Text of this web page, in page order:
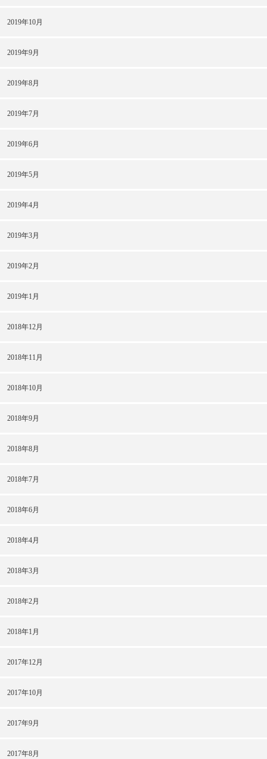
2019年10月
2019年9月
2019年8月
2019年7月
2019年6月
2019年5月
2019年4月
2019年3月
2019年2月
2019年1月
2018年12月
2018年11月
2018年10月
2018年9月
2018年8月
2018年7月
2018年6月
2018年4月
2018年3月
2018年2月
2018年1月
2017年12月
2017年10月
2017年9月
2017年8月